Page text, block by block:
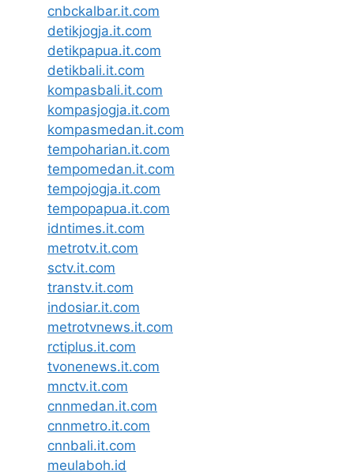
cnbckalbar.it.com
detikjogja.it.com
detikpapua.it.com
detikbali.it.com
kompasbali.it.com
kompasjogja.it.com
kompasmedan.it.com
tempoharian.it.com
tempomedan.it.com
tempojogja.it.com
tempopapua.it.com
idntimes.it.com
metrotv.it.com
sctv.it.com
transtv.it.com
indosiar.it.com
metrotvnews.it.com
rctiplus.it.com
tvonenews.it.com
mnctv.it.com
cnnmedan.it.com
cnnmetro.it.com
cnnbali.it.com
meulaboh.id